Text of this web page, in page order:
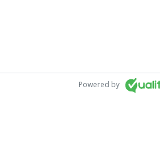
Powered by